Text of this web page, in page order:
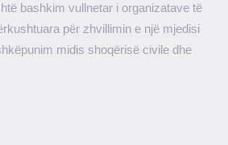
bashkim vullnetar i organizatave të
për zhvillimin e një mjedisi
midis shoqërisë civile dhe